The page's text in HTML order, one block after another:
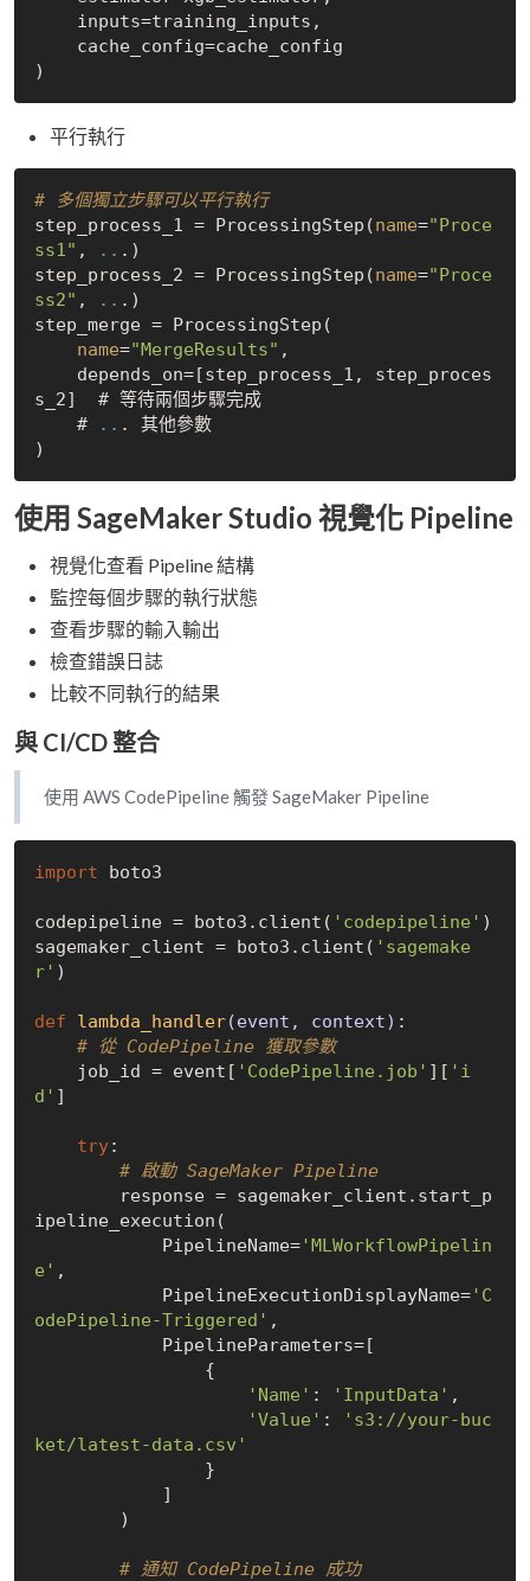
平行執行
# 多個獨立步驟可以平行執行
step_process_1 = ProcessingStep(name="Proce
ss1" , .. .)
step_process_2 = ProcessingStep(name="Proce
ss2" , .. .)
step_merge = ProcessingStep(
name="MergeResults" ,
s_2]  # 等待兩個步驟完成
    #
.. . 其他參數
使用 SageMaker Studio 視覺化 Pipeline
視覺化查看 Pipeline 結構
監控每個步驟的執行狀態
查看步驟的輸入輸出
檢查錯誤日誌
比較不同執行的結果
與 CI/CD 整合
使用 AWS CodePipeline 觸發 SageMaker Pipeline
import boto3
codepipeline = boto3.client( 'codepipeline' )
sagemaker_client = boto3.client( 'sagemake
r' )
def lambda_handler(event, context) :
# 從 CodePipeline 獲取參數
    job_id = event[
'CodePipeline.job' ][ 'i
d' ]
try:
# 啟動 SageMaker Pipeline
ipeline_execution(
            PipelineName=
'MLWorkflowPipelin
e' ,
            PipelineExecutionDisplayName=
'C
odePipeline-Triggered' ,
'Name' : 'InputData' ,
'Value' :
's3://your-buc
ket/latest-data.csv'
# 通知 CodePipeline 成功